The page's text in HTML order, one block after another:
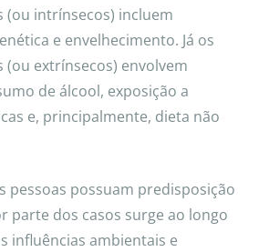
(ou intrínsecos) incluem
e envelhecimento. Já os
extrínsecos) envolvem
de álcool, exposição a
e, principalmente, dieta não
pessoas possuam predisposição
parte dos casos surge ao longo
influências ambientais e